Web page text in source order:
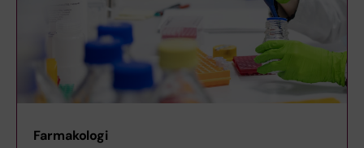
Christopher Cederroth - Translationell
auditiv neurovetenskap
neurofysiologi
Farmakologi